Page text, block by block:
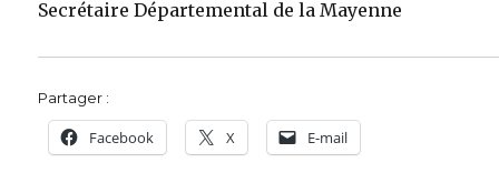
Secrétaire Départemental de la Mayenne
Partager :
Facebook X E-mail